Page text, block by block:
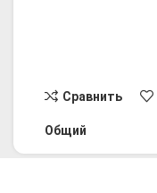
Сравнить
Общий